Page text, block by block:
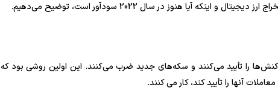
آیا هنوز در سال 2022 سودآور است، توضیح می‌دهیم.
را تأیید می‌کنند و سکه‌های جدید ضرب می‌کنند. این اولین روشی بود که
آنها را تأیید کند، کار می کنند.